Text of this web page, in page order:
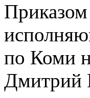
по Коми
Дмитрий